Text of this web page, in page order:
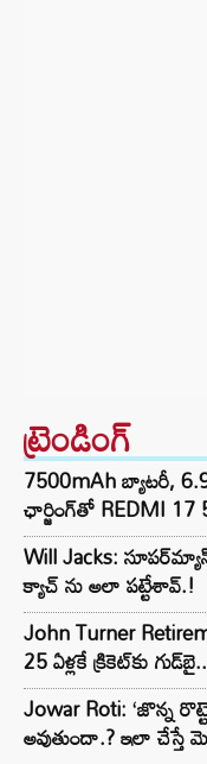
ట్రెండింగ్‌
7500mAh బ్యాటరీ,
ఛార్జింగ్‌తో REDMI
Will Jacks:
క్యాచ్ ను అలా పట్టేశావ్.!
John Turner
25 ఏళ్లకే క్రికెట్‌కు
Jowar Roti: ‘జొన్న
అవుతుందా.? ఇలా చేస్తే